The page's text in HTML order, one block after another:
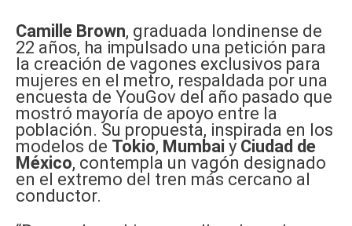
Camille Brown, graduada londinense de
22 años, ha impulsado una petición para
la creación de vagones exclusivos para
mujeres en el metro, respaldada por una
encuesta de YouGov del año pasado que
mostró mayoría de apoyo entre la
población. Su propuesta, inspirada en los
modelos de Tokio, Mumbai y Ciudad de
México, contempla un vagón designado
en el extremo del tren más cercano al
conductor.